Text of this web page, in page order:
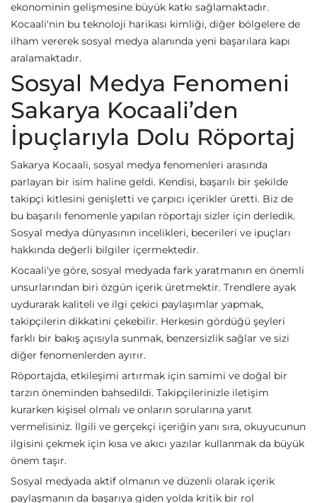
ekonominin gelişmesine büyük katkı sağlamaktadır.
Kocaali'nin bu teknoloji harikası kimliği, diğer bölgelere de
ilham vererek sosyal medya alanında yeni başarılara kapı
aralamaktadır.
Sosyal Medya Fenomeni
Sakarya Kocaali’den
İpuçlarıyla Dolu Röportaj
Sakarya Kocaali, sosyal medya fenomenleri arasında
parlayan bir isim haline geldi. Kendisi, başarılı bir şekilde
takipçi kitlesini genişletti ve çarpıcı içerikler üretti. Biz de
bu başarılı fenomenle yapılan röportajı sizler için derledik.
Sosyal medya dünyasının incelikleri, becerileri ve ipuçları
hakkında değerli bilgiler içermektedir.
Kocaali'ye göre, sosyal medyada fark yaratmanın en önemli
unsurlarından biri özgün içerik üretmektir. Trendlere ayak
uydurarak kaliteli ve ilgi çekici paylaşımlar yapmak,
takipçilerin dikkatini çekebilir. Herkesin gördüğü şeyleri
farklı bir bakış açısıyla sunmak, benzersizlik sağlar ve sizi
diğer fenomenlerden ayırır.
Röportajda, etkileşimi artırmak için samimi ve doğal bir
tarzın öneminden bahsedildi. Takipçilerinizle iletişim
kurarken kişisel olmalı ve onların sorularına yanıt
vermelisiniz. İlgili ve gerçekçi içeriğin yanı sıra, okuyucunun
ilgisini çekmek için kısa ve akıcı yazılar kullanmak da büyük
önem taşır.
Sosyal medyada aktif olmanın ve düzenli olarak içerik
paylaşmanın da başarıya giden yolda kritik bir rol